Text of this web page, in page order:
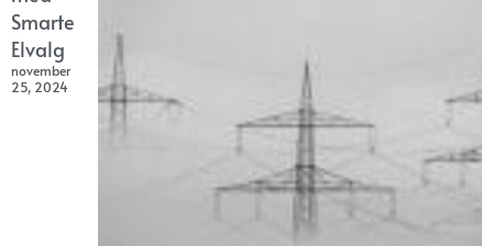
Smarte
Elvalg
november
25, 2024